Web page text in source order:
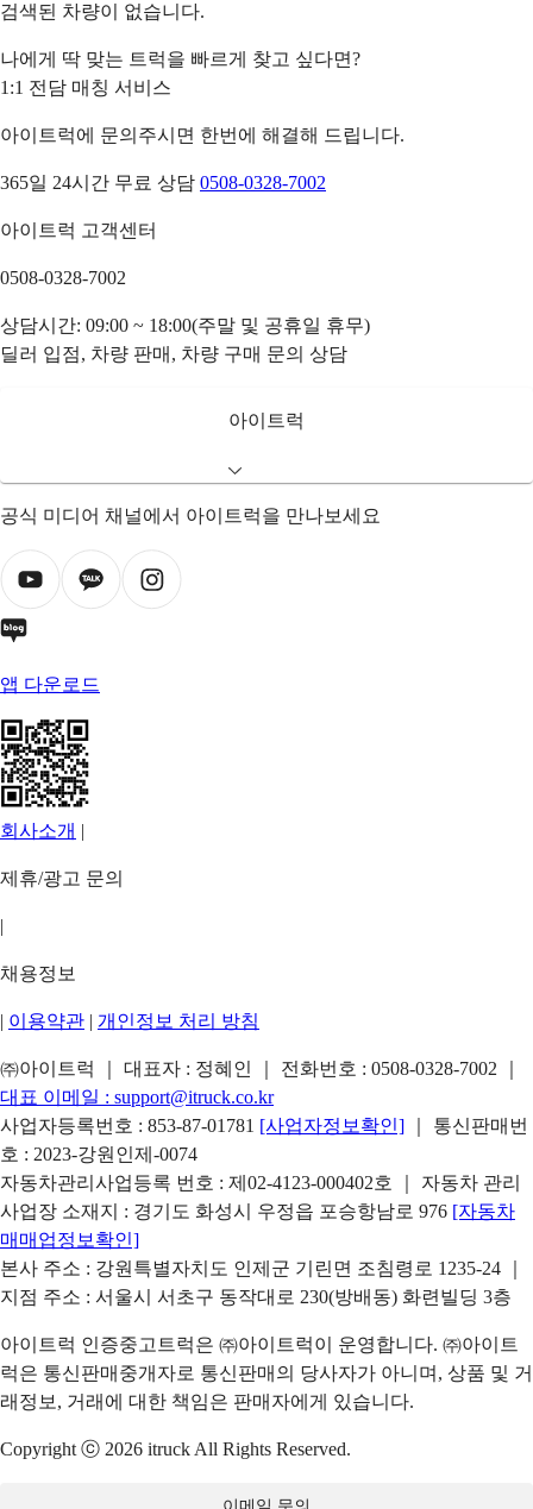
검색된 차량이 없습니다.
나에게 딱 맞는 트럭을 빠르게 찾고 싶다면?
1:1 전담 매칭 서비스
아이트럭에 문의주시면 한번에 해결해 드립니다.
365일 24시간 무료 상담 0508-0328-7002
아이트럭 고객센터
0508-0328-7002
상담시간: 09:00 ~ 18:00(주말 및 공휴일 휴무)
딜러 입점, 차량 판매, 차량 구매 문의 상담
아이트럭
공식 미디어 채널에서 아이트럭을 만나보세요
앱 다운로드
회사소개 |
제휴/광고 문의
|
채용정보
| 이용약관 | 개인정보 처리 방침
㈜아이트럭 ｜ 대표자 : 정혜인 ｜ 전화번호 : 0508-0328-7002
대표 이메일 : support@itruck.co.kr
사업자등록번호 : 853-87-01781 [사업자정보확인]
｜ 통신판매번
호 : 2023-강원인제-0074
자동차관리사업등록 번호 : 제02-4123-000402호 ｜ 자동차 관리
사업장 소재지 : 경기도 화성시 우정읍 포승항남로 976 [자동차
매매업정보확인]
본사 주소 : 강원특별자치도 인제군 기린면 조침령로 1235-24 ｜
지점 주소 : 서울시 서초구 동작대로 230(방배동) 화련빌딩 3층
아이트럭 인증중고트럭은 ㈜아이트럭이 운영합니다. ㈜아이트
럭은 통신판매중개자로 통신판매의 당사자가 아니며, 상품 및 거
래정보, 거래에 대한 책임은 판매자에게 있습니다.
Copyright ⓒ 2026 itruck All Rights Reserved.